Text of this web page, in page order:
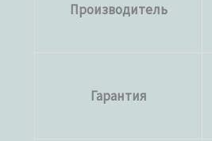
Производитель
Гарантия